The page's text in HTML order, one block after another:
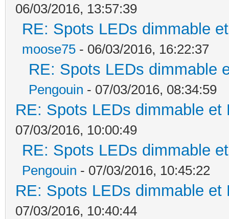
06/03/2016, 13:57:39
RE: Spots LEDs dimmable
moose75 - 06/03/2016, 16:22:37
RE: Spots LEDs dimmable
Pengouin - 07/03/2016, 08:34:59
RE: Spots LEDs dimmable
07/03/2016, 10:00:49
RE: Spots LEDs dimmable
Pengouin - 07/03/2016, 10:45:22
RE: Spots LEDs dimmable
07/03/2016, 10:40:44